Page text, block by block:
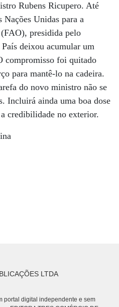
Rubens Ricupero. Até
Nações Unidas para a
presidida pelo
deixou acumular um
compromisso foi quitado
para mantê-lo na cadeira.
do novo ministro não se
Incluirá ainda uma boa dose
credibilidade no exterior.
LTDA
portal digital independente e sem